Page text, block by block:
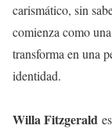
carismático, sin
comienza como
transforma en una
identidad.
Willa Fitzgerald